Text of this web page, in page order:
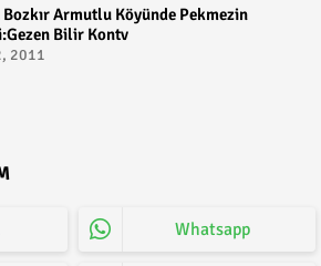
Armutlu Köyünde Pekmezin
Bilir Kontv
2011
Whatsapp